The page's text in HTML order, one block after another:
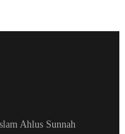
Ahlus Sunnah